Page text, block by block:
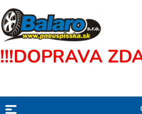
!!!DOPRAVA